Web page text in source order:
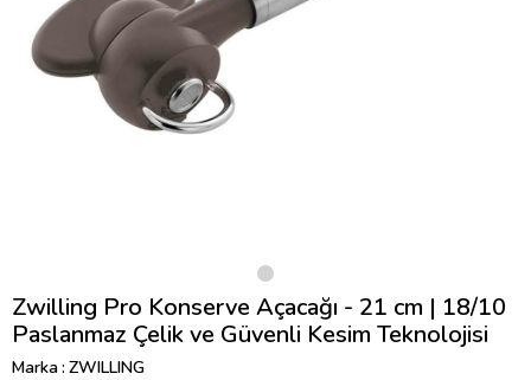
Zwilling Pro Konserve Açacağı - 21 cm | 18/10
Paslanmaz Çelik ve Güvenli Kesim Teknolojisi
Marka: ZWILLING